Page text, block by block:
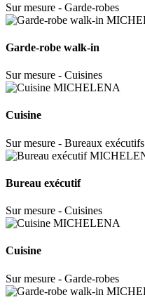
Sur mesure - Garde-robes
Garde-robe walk-in
Sur mesure - Cuisines
Cuisine
Sur mesure - Bureaux exécutifs
Bureau exécutif
Sur mesure - Cuisines
Cuisine
Sur mesure - Garde-robes